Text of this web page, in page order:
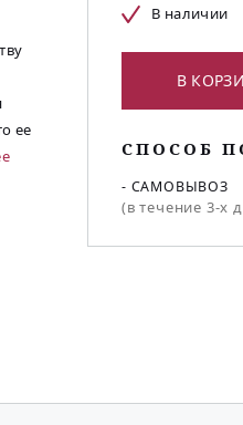
ее
В наличии
В
СПОСОБ
- САМОВЫВОЗ
(в течение 3-х